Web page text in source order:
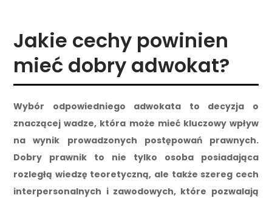
Jakie cechy powinien
mieć dobry adwokat?
Wybór odpowiedniego adwokata to decyzja o
znaczącej wadze, która może mieć kluczowy wpływ
na wynik prowadzonych postępowań prawnych.
Dobry prawnik to nie tylko osoba posiadająca
rozległą wiedzę teoretyczną, ale także szereg cech
interpersonalnych i zawodowych, które pozwalają